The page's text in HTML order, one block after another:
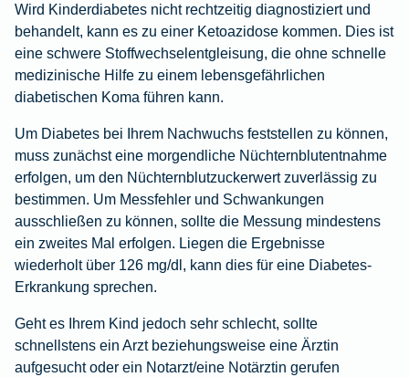
Wird Kinderdiabetes nicht rechtzeitig diagnostiziert und
behandelt, kann es zu einer Ketoazidose kommen. Dies ist
eine schwere Stoffwechselentgleisung, die ohne schnelle
medizinische Hilfe zu einem lebensgefährlichen
diabetischen Koma führen kann.
Um Diabetes bei Ihrem Nachwuchs feststellen zu können,
muss zunächst eine morgendliche Nüchternblutentnahme
erfolgen, um den Nüchternblutzuckerwert zuverlässig zu
bestimmen. Um Messfehler und Schwankungen
ausschließen zu können, sollte die Messung mindestens
ein zweites Mal erfolgen. Liegen die Ergebnisse
wiederholt über 126 mg/dl, kann dies für eine Diabetes-
Erkrankung sprechen.
Geht es Ihrem Kind jedoch sehr schlecht, sollte
schnellstens ein Arzt beziehungsweise eine Ärztin
aufgesucht oder ein Notarzt/eine Notärztin gerufen